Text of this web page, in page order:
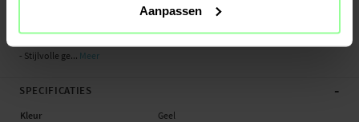
Aanpassen
je hem makkelijk en snel kunt omwisselen met je huidige bandje.
- Stijlvolle ge... Meer
SPECIFICATIES -
Kleur Geel